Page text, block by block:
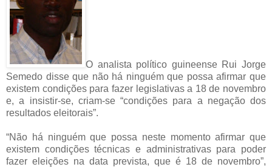
O analista político guineense Rui Jorge
Semedo disse que não há ninguém que possa afirmar que
existem condições para fazer legislativas a 18 de novembro
e, a insistir-se, criam-se “condições para a negação dos
resultados eleitorais”.
“Não há ninguém que possa neste momento afirmar que
existem condições técnicas e administrativas para poder
fazer eleições na data prevista, que é 18 de novembro”,